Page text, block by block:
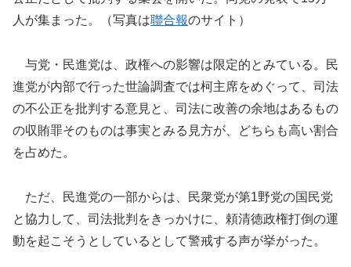
人が集まった。（写真は聯合報のサイト）
与党・民進党は、政権への影響は限定的とみている。民
進党が内部で行った世論調査では柯主席をめぐって、司法
の不公正を批判する意見と、司法に改善の余地はあるもの
の収賄罪そのものは事実とみる見方が、どちらも高い割合
を占めた。
ただ、民進党の一部からは、民衆党が第1野党の国民党
と協力して、司法批判をきっかけに、頼清徳政権打倒の運
動を起こそうとしているとして警戒する声が挙がった。